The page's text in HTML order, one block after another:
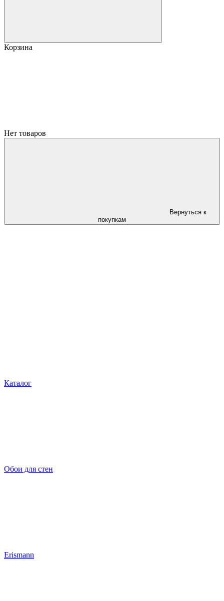
Корзина
Нет товаров
Вернуться к
покупкам
Каталог
Обои для стен
Erismann